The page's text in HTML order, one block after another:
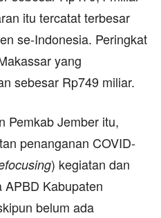
itu tercatat terbesar
se-Indonesia. Peringkat
yang
sebesar Rp749 miliar.
Pemkab Jember itu,
penanganan COVID-
) kegiatan dan
APBD Kabupaten
belum ada